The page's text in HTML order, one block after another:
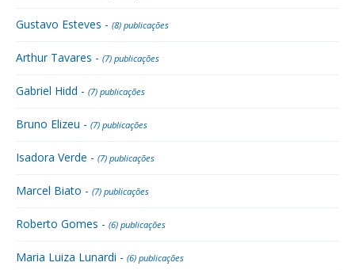
Gustavo Esteves - (8) publicações
Arthur Tavares - (7) publicações
Gabriel Hidd - (7) publicações
Bruno Elizeu - (7) publicações
Isadora Verde - (7) publicações
Marcel Biato - (7) publicações
Roberto Gomes - (6) publicações
Maria Luiza Lunardi - (6) publicações